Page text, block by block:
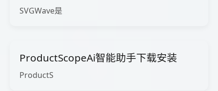
SVGWave是
ProductScopeAi智能助手下载安装
ProductS